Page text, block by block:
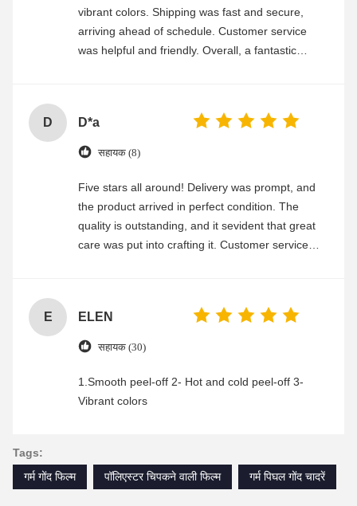
vibrant colors. Shipping was fast and secure,
arriving ahead of schedule. Customer service
was helpful and friendly. Overall, a fantastic
D D*a
सहायक (8)
Five stars all around! Delivery was prompt, and
the product arrived in perfect condition. The
quality is outstanding, and it sevident that great
care was put into crafting it. Customer service
E ELEN
सहायक (30)
1.Smooth peel-off 2- Hot and cold peel-off 3-
Vibrant colors
Tags:
गर्म गोंद फिल्म
पॉलिएस्टर चिपकने वाली फिल्म गर्म पिघल गोंद चादरें